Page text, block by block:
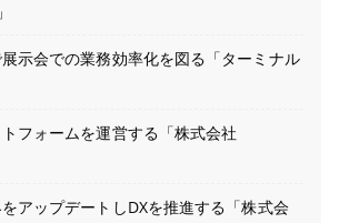
示会での業務効率化を図る「ターミナル
フォームを運営する「株式会社
アップデートしDXを推進する「株式会